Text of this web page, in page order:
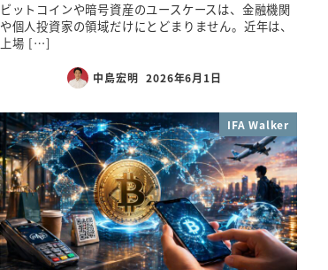
ビットコインや暗号資産のユースケースは、金融機関
や個人投資家の領域だけにとどまりません。近年は、
上場 […]
中島宏明 2026年6月1日
IFA Walker